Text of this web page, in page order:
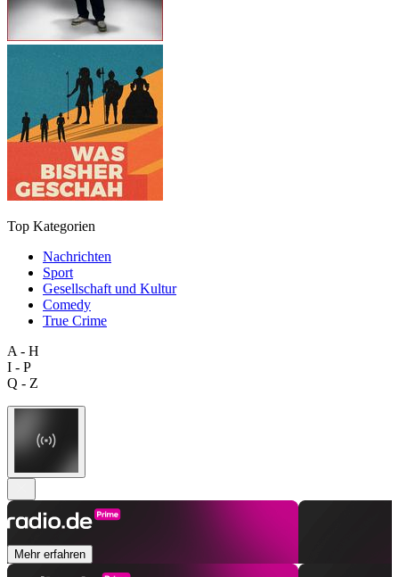
Top Kategorien
Nachrichten
Sport
Gesellschaft und Kultur
Comedy
True Crime
A - H
I - P
Q - Z
Mehr erfahren